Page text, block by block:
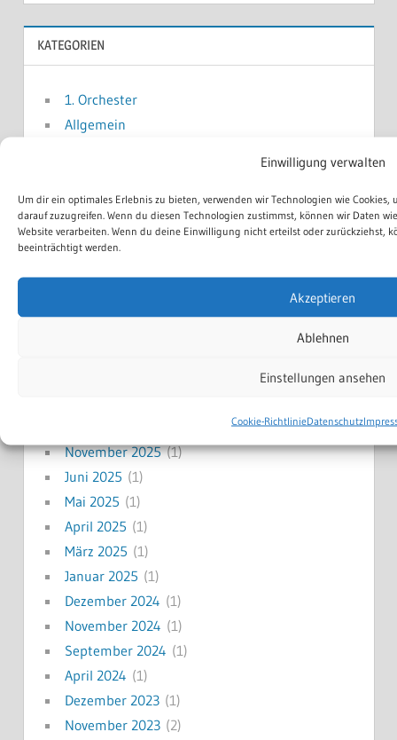
Einwilligung verwalten
Um dir ein optimales Erlebnis zu bieten, verwenden wir Technologien wie
darauf zuzugreifen. Wenn du diesen Technologien zustimmst, können wir Daten
Website verarbeiten. Wenn du deine Einwilligung nicht erteilst oder zurückziehst,
beeinträchtigt werden.
Akzeptieren
Ablehnen
Einstellungen ansehen
Cookie-RichtlinieDatenschutz
KATEGORIEN
1. Orchester
Allgemein
Schülerorchester
Veranstaltungen
November 2025(1)
Juni 2025 (1)
Mai 2025 (1)
April 2025 (1)
März 2025 (1)
Januar 2025 (1)
Dezember 2024 (1)
November 2024 (1)
September 2024 (1)
April 2024 (1)
Dezember 2023(1)
November 2023(2)